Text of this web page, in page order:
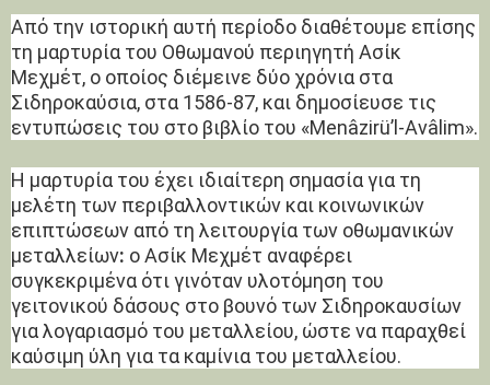
Από την ιστορική αυτή περίοδο διαθέτουμε επίσης
τη μαρτυρία του Οθωμανού περιηγητή Ασίκ
Μεχμέτ, ο οποίος διέμεινε δύο χρόνια στα
Σιδηροκαύσια, στα 1586-87, και δημοσίευσε τις
εντυπώσεις του στο βιβλίο του «Menâzirü’l-Avâlim».
Η μαρτυρία του έχει ιδιαίτερη σημασία για τη
μελέτη των περιβαλλοντικών και κοινωνικών
επιπτώσεων από τη λειτουργία των οθωμανικών
μεταλλείων: ο Ασίκ Μεχμέτ αναφέρει
συγκεκριμένα ότι γινόταν υλοτόμηση του
γειτονικού δάσους στο βουνό των Σιδηροκαυσίων
για λογαριασμό του μεταλλείου, ώστε να παραχθεί
καύσιμη ύλη για τα καμίνια του μεταλλείου.